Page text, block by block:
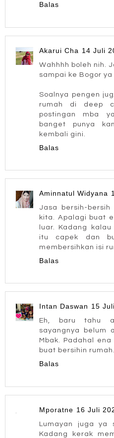
Balas
Akarui Cha 14 Juli
Wahhhh boleh nih.
sampai ke Bogor ya
Soalnya pengen
rumah di deep
postingan mba
banget punya
kembali gini.
Balas
Aminnatul Widyana
Jasa bersih-
kita. Apalagi buat
luar. Kadang
itu capek dan
membersihkan isi
Balas
Intan Daswan 15
Eh, baru tahu
sayangnya belum
Mbak. Padahal
buat bersihin rumah.
Balas
Mporatne 16 Juli
Lumayan juga ya
Kadang kerak